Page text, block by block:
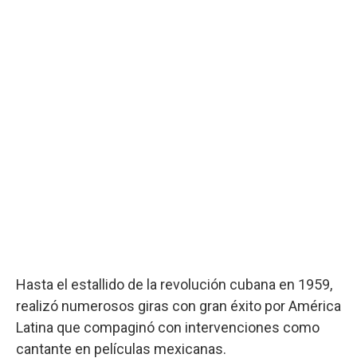
Hasta el estallido de la revolución cubana en 1959,
realizó numerosos giras con gran éxito por América
Latina que compaginó con intervenciones como
cantante en películas mexicanas.